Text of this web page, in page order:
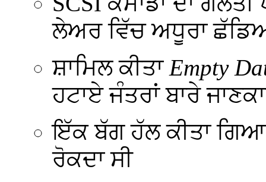
ਲੇਅਰ ਵਿੱਚ ਅਧੂਰਾ
ਸ਼ਾਮਿਲ ਕੀਤਾ Empty
ਹਟਾਏ ਜੰਤਰਾਂ ਬਾਰੇ
ਇੱਕ ਬੱਗ ਹੱਲ ਕੀਤਾ
ਰੋਕਦਾ ਸੀ